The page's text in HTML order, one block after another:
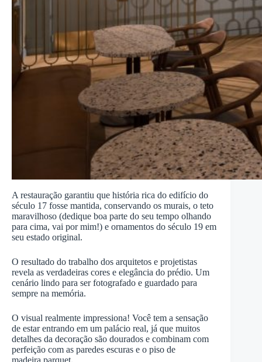
A restauração garantiu que história rica do edifício do
século 17 fosse mantida, conservando os murais, o teto
maravilhoso (dedique boa parte do seu tempo olhando
para cima, vai por mim!) e ornamentos do século 19 em
seu estado original.
O resultado do trabalho dos arquitetos e projetistas
revela as verdadeiras cores e elegância do prédio. Um
cenário lindo para ser fotografado e guardado para
sempre na memória.
O visual realmente impressiona! Você tem a sensação
de estar entrando em um palácio real, já que muitos
detalhes da decoração são dourados e combinam com
perfeição com as paredes escuras e o piso de